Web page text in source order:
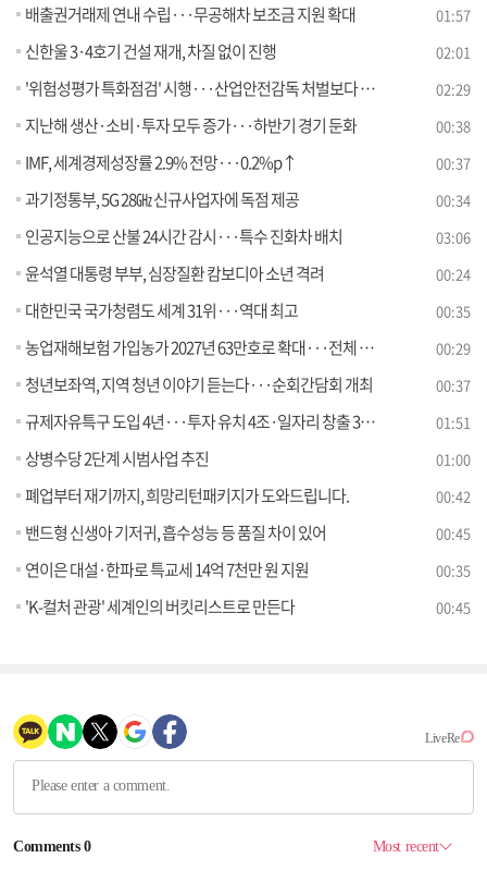
배출권거래제 연내 수립···무공해차 보조금 지원 확대 01:57
신한울 3·4호기 건설 재개, 차질 없이 진행 02:01
'위험성평가 특화점검' 시행···산업안전감독 처벌보다 예방 02:29
지난해 생산·소비·투자 모두 증가···하반기 경기 둔화 00:38
IMF, 세계경제성장률 2.9% 전망···0.2%p↑ 00:37
과기정통부, 5G 28㎓ 신규사업자에 독점 제공 00:34
인공지능으로 산불 24시간 감시···특수 진화차 배치 03:06
윤석열 대통령 부부, 심장질환 캄보디아 소년 격려 00:24
대한민국 국가청렴도 세계 31위···역대 최고 00:35
농업재해보험 가입농가 2027년 63만호로 확대···전체 농가의 60% 00:29
청년보좌역, 지역 청년 이야기 듣는다···순회간담회 개최 00:37
규제자유특구 도입 4년···투자 유치 4조·일자리 창출 3천7백 명 01:51
상병수당 2단계 시범사업 추진 01:00
폐업부터 재기까지, 희망리턴패키지가 도와드립니다. 00:42
밴드형 신생아 기저귀, 흡수성능 등 품질 차이 있어 00:45
연이은 대설·한파로 특교세 14억 7천만 원 지원 00:35
'K-컬처 관광' 세계인의 버킷리스트로 만든다 00:45